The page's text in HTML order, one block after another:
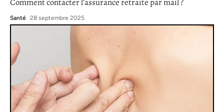
Comment contacter l’assurance retraite par mail ?
Santé 28 septembre 2025